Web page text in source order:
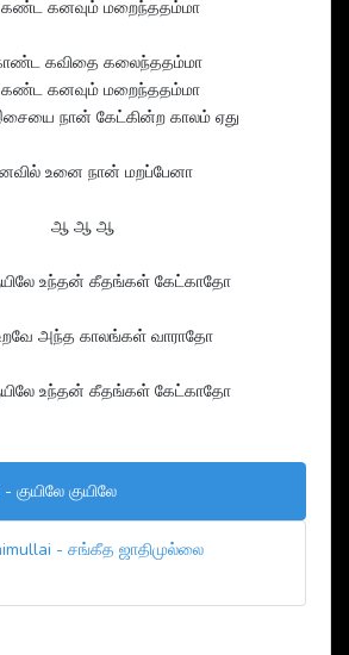
கனவும் மறைந்ததம்மா
கவிதை கலைந்ததம்மா
கனவும் மறைந்ததம்மா
நான் கேட்கின்ற காலம் ஏது
உனை நான் மறப்பேனா
ஆ ஆ ஆ
உந்தன் கீதங்கள் கேட்காதோ
உறவே அந்த காலங்கள் வாராதோ
உந்தன் கீதங்கள் கேட்காதோ
குயிலே
- சங்கீத ஜாதிமுல்லை